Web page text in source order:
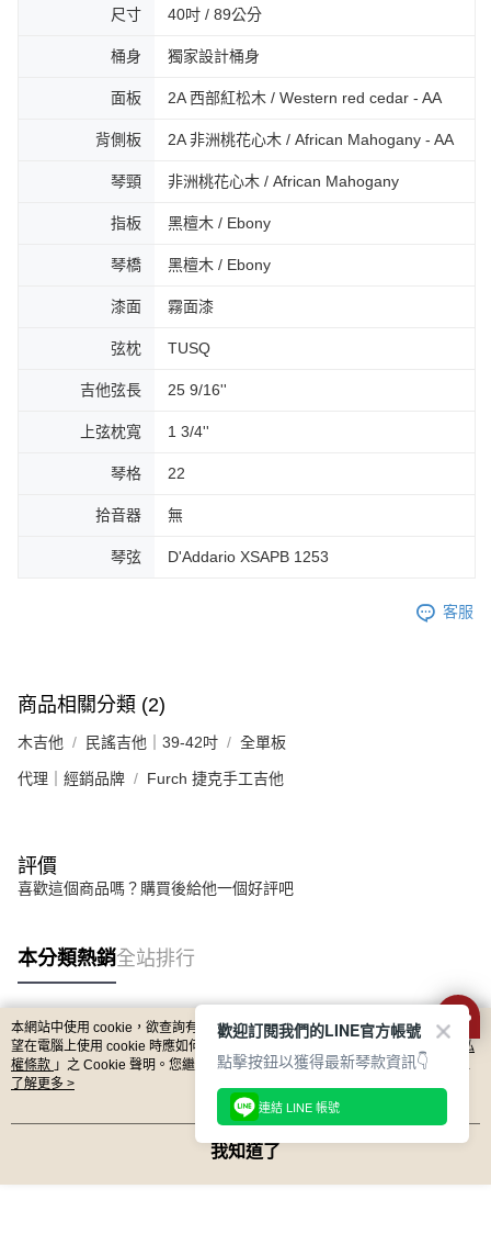
尺寸 40吋 / 89公分
桶身 獨家設計桶身
面板 2A 西部紅松木 / Western red cedar - AA
背側板 2A 非洲桃花心木 / African Mahogany - AA
琴頸 非洲桃花心木 / African Mahogany
指板 黑檀木 / Ebony
琴橋 黑檀木 / Ebony
漆面 霧面漆
弦枕 TUSQ
吉他弦長 25 9/16''
上弦枕寬 1 3/4''
琴格 22
拾音器 無
琴弦 D'Addario XSAPB 1253
客服
商品相關分類 (2)
木吉他 民謠吉他｜39-42吋 全單板
代理｜經銷品牌 Furch 捷克手工吉他
評價
喜歡這個商品嗎？購買後給他一個好評吧
本分類熱銷全站排行
熱門標籤
本網站中使用 cookie，欲查詢有關本網站使用 cookie 方式之詳情，及若您不希
望在電腦上使用 cookie 時應如何變更電腦的 cookie 設定，請參閱本網站「
隱私
權條款 」之 Cookie 聲明。您繼續使用本網站即表示您同意本公司得按本網站使
用條款之 Cookie 聲明使用 cookie。
了解更多 >
我知道了
歡迎訂閱我們的LINE官方帳號
點擊按鈕以獲得最新琴款資訊👇
連結 LINE 帳號